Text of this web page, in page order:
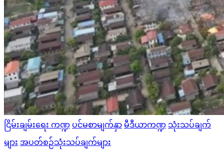
Posted
in
ငြိမ်းချမ်းရေး ကဏ္ဍ ပင်မစာမျက်နှာ မီဒီယာကဏ္ဍ သုံးသပ်ချက်
များ အပတ်စဉ်သုံးသပ်ချက်များ